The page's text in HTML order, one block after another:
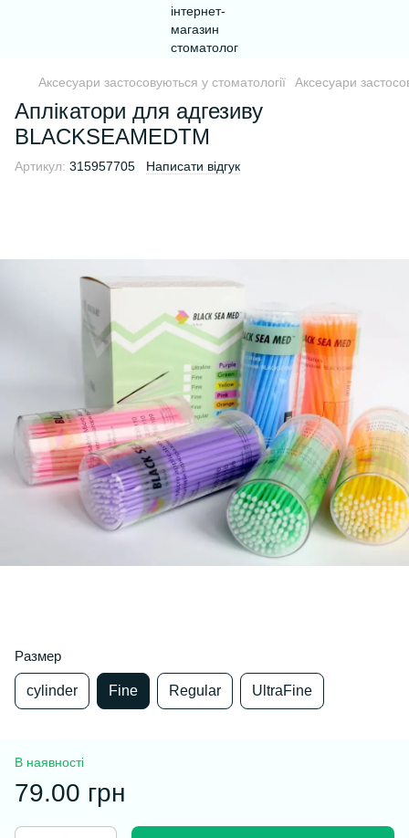
Аксесуари застосовуються у стоматології Аксесуари
Аплікатори для адгезиву
BLACKSEAMEDTM
Артикул: 315957705 Написати відгук
Размер
cylinder Fine Regular UltraFine
В наявності
79.00 грн